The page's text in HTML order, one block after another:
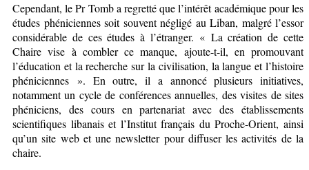
Cependant, le Pr Tomb a regretté que l’intérêt académique pour les
études phéniciennes soit souvent négligé au Liban, malgré l’essor
considérable de ces études à l’étranger. « La création de cette
Chaire vise à combler ce manque, ajoute-t-il, en promouvant
l’éducation et la recherche sur la civilisation, la langue et l’histoire
phéniciennes ». En outre, il a annoncé plusieurs initiatives,
notamment un cycle de conférences annuelles, des visites de sites
phéniciens, des cours en partenariat avec des établissements
scientifiques libanais et l’Institut français du Proche-Orient, ainsi
qu’un site web et une newsletter pour diffuser les activités de la
chaire.